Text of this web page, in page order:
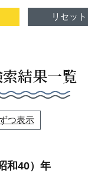
結果一覧
つ表示
和40）年